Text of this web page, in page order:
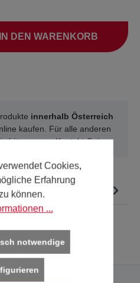
IN DEN WARENKORB
innerhalb Österreich
kaufen. Für alle anderen
bitte unsereKontakt-Seite.
Cookies,
Erfahrung
können.
...
notwendige